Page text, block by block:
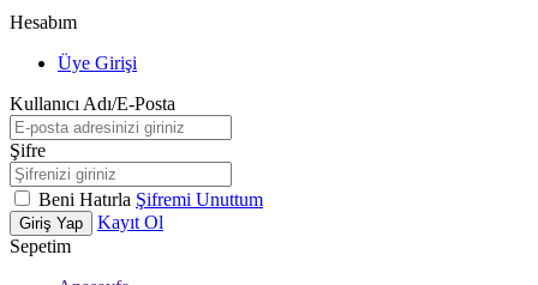
Hesabım
Üye Girişi
Kullanıcı Adı/E-Posta
Şifre
Beni Hatırla Şifremi Unuttum
Giriş Yap
Kayıt Ol
Sepetim